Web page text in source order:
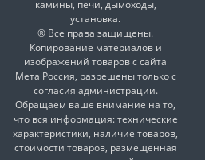
камины, печи, дымоходы,
установка.
® Все права защищены.
Копирование материалов и
изображений товаров с сайта
Мета Россия, разрешены только с
согласия администрации.
Обращаем ваше внимание на то,
что вся информация: технические
характеристики, наличие товаров,
стоимости товаров, размещенная